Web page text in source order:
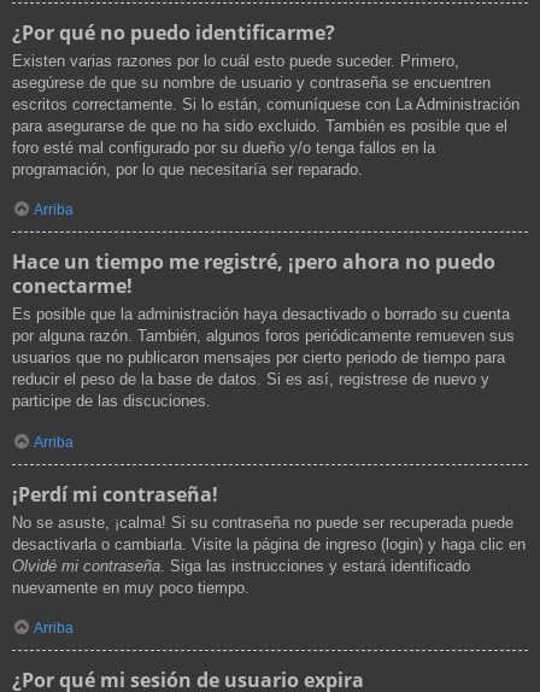
¿Por qué no puedo identificarme?
Existen varias razones por lo cuál esto puede suceder. Primero,
asegúrese de que su nombre de usuario y contraseña se encuentren
escritos correctamente. Si lo están, comuníquese con La Administración
para asegurarse de que no ha sido excluido. También es posible que el
foro esté mal configurado por su dueño y/o tenga fallos en la
programación, por lo que necesitaría ser reparado.
Arriba
Hace un tiempo me registré, ¡pero ahora no puedo
conectarme!
Es posible que la administración haya desactivado o borrado su cuenta
por alguna razón. También, algunos foros periódicamente remueven sus
usuarios que no publicaron mensajes por cierto periodo de tiempo para
reducir el peso de la base de datos. Si es así, registrese de nuevo y
participe de las discuciones.
Arriba
¡Perdí mi contraseña!
No se asuste, ¡calma! Si su contraseña no puede ser recuperada puede
desactivarla o cambiarla. Visite la página de ingreso (login) y haga clic en
Olvidé mi contraseña . Siga las instrucciones y estará identificado
nuevamente en muy poco tiempo.
Arriba
¿Por qué mi sesión de usuario expira